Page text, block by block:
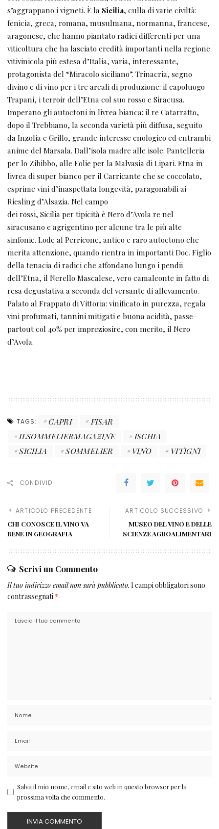
s’aggrappano i vigneti. È la Sicilia, culla di varie civiltà:
fenicia, greca, romana, musulmana, normanna, francese,
aragonese, che hanno piantato radici differenti per una
viticoltura che ha lasciato eredità importanti nella regione
vitivinicola più estesa d’Italia, varia, interessante,
protagonista del “Miracolo siciliano”. Trinacria, segno
divino e di vino per i tre areali di produzione: il capoluogo
Trapani, i terroir dell’Etna col suo rosso e Siracusa.
Imperano gli autoctoni in livrea bianca: il re Catarratto,
dopo il Trebbiano, la seconda varietà più diffusa, seguito
da Inzolia e Grillo, grande interesse enologico ed entrambi
anime del Marsala. Dall’isola madre alle isole: Pantelleria
per lo Zibibbo, alle Eolie per la Malvasia di Lipari. Etna in
livrea di super bianco per il Carricante che se coccolato,
esprime vini d’inaspettata longevità, paragonabili ai
Riesling d’Alsazia. Nel campo
dei rossi, Sicilia per tipicità è Nero d’Avola re nel
siracusano e agrigentino per alcune tra le più alte
sinfonie. Lode al Perricone, antico e raro autoctono che
merita attenzione, quando rientra in importanti Doc. Figlio
della tenacia di radici che affondano lungo i pendii
dell’Etna, il Nerello Mascalese, vero camaleonte in fatto di
resa degustativa a seconda del versante di allevamento.
Palato al Frappato di Vittoria: vinificato in purezza, regala
vini profumati, tannini mitigati e buona acidità, passe-
partout col 40% per impreziosire, con merito, il Nero
d’Avola.
TAGS: CAPRI
FISAR
ILSOMMELIERMAGAZINE
ISCHIA
SICILIA
SOMMELIER VINO VITIGNI
CONDIVIDI
ARTICOLO PRECEDENTE
CHI CONOSCE IL VINO VA
BENE IN GEOGRAFIA
ARTICOLO SUCCESSIVO
MUSEO DEL VINO E DELLE
SCIENZE AGROALIMENTARI
Scrivi un Commento
Il tuo indirizzo email non sarà pubblicato. I campi obbligatori sono
contrassegnati *
Salva il mio nome, email e sito web in questo browser per la
prossima volta che commento.